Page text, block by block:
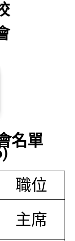
名單
職位
主席